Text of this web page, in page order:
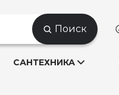
Поиск
САНТЕХНИКА